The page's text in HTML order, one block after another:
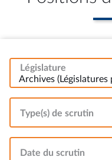
Législature
Archives (Législatures
Type(s) de scrutin
Date du scrutin